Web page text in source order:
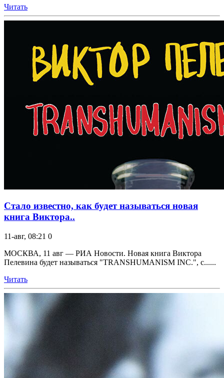
Читать
Стало известно, как будет называться новая
книга Виктора..
11-авг, 08:21 0
МОСКВА, 11 авг — РИА Новости. Новая книга Виктора
Пелевина будет называться "TRANSHUMANISM INC.", с......
Читать